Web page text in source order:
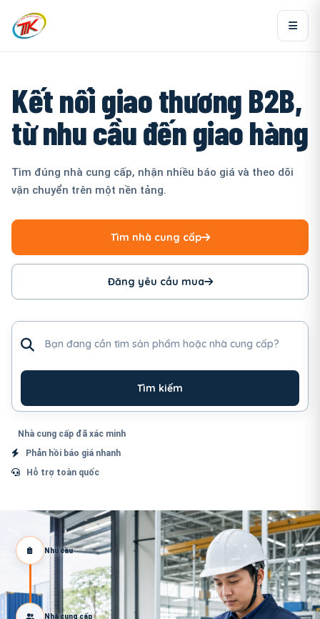
Kết nối giao thương B2B,
từ nhu cầu đến giao hàng
Tìm đúng nhà cung cấp, nhận nhiều báo giá và theo dõi
vận chuyển trên một nền tảng.
Tìm nhà cung cấp
Đăng yêu cầu mua
Tìm kiếm
Nhà cung cấp đã xác minh
Phản hồi báo giá nhanh
Hỗ trợ toàn quốc
Nhu cầu
Nhà cung cấp